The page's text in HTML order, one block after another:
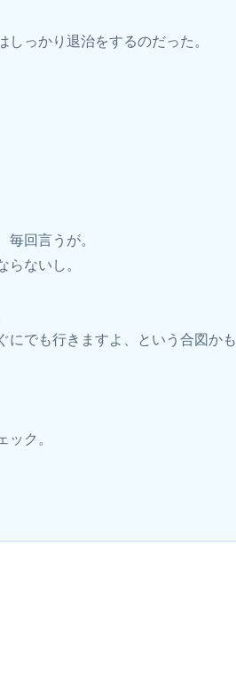
っかり退治をするのだった。
回言うが。
ないし。
にでも行きますよ、という合図かも
ク。